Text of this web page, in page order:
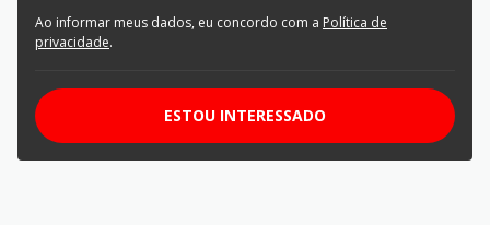
Ao informar meus dados, eu concordo com a Política de
privacidade.
ESTOU INTERESSADO